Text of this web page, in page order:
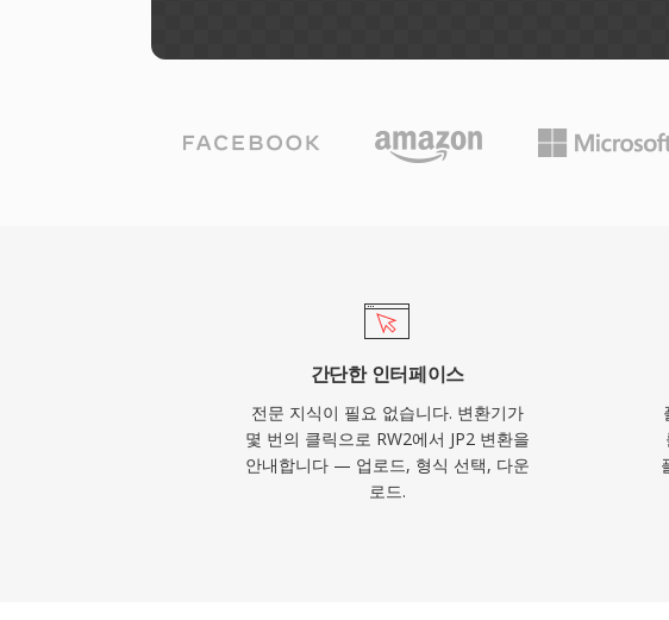
간단한 인터페이스
전문 지식이 필요 없습니다. 변환기가
몇 번의 클릭으로 RW2에서 JP2 변환을
안내합니다 — 업로드, 형식 선택, 다운
로드.